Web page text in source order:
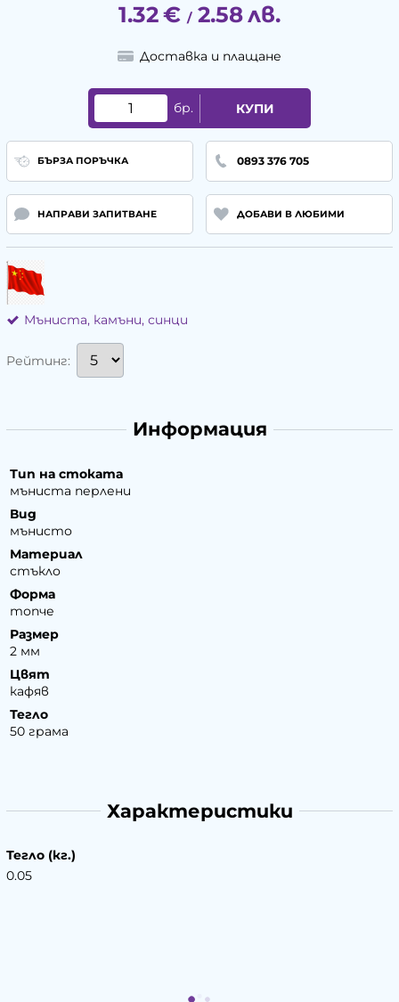
1.32€ / 2.58лв.
Доставка и плащане
бр. КУПИ
БЪРЗА ПОРЪЧКА 0893 376 705
НАПРАВИ ЗАПИТВАНЕ ДОБАВИ В ЛЮБИМИ
Мъниста, камъни, синци
Рейтинг:
Информация
Тип на стоката
мъниста перлени
Вид
мънисто
Материал
стъкло
Форма
топче
Размер
2 мм
Цвят
кафяв
Тегло
50 грама
Характеристики
Тегло (кг.)
0.05